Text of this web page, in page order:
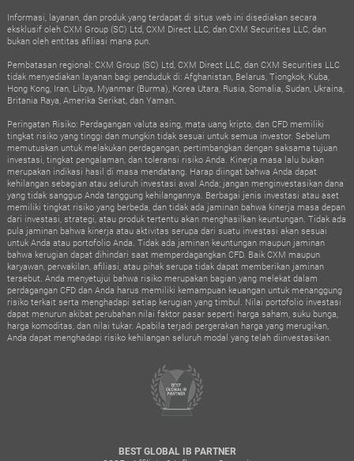
Informasi, layanan, dan produk yang terdapat di situs web ini disediakan secara
eksklusif oleh CXM Group (SC) Ltd, CXM Direct LLC, dan CXM Securities LLC, dan
bukan oleh entitas afiliasi mana pun.
Pembatasan regional: CXM Group (SC) Ltd, CXM Direct LLC, dan CXM Securities LLC
tidak menyediakan layanan bagi penduduk di: Afghanistan, Belarus, Tiongkok, Kuba,
Hong Kong, Iran, Libya, Myanmar (Burma), Korea Utara, Rusia, Somalia, Sudan, Ukraina,
Britania Raya, Amerika Serikat, dan Yaman.
Peringatan Risiko: Perdagangan valuta asing, mata uang kripto, dan CFD memiliki
tingkat risiko yang tinggi dan mungkin tidak sesuai untuk semua investor. Sebelum
memutuskan untuk melakukan perdagangan, pertimbangkan dengan saksama tujuan
investasi, tingkat pengalaman, dan toleransi risiko Anda. Kinerja masa lalu bukan
merupakan indikasi hasil di masa mendatang. Harap diingat bahwa Anda dapat
kehilangan sebagian atau seluruh investasi awal Anda; jangan menginvestasikan dana
yang tidak sanggup Anda tanggung kehilangannya. Berbagai jenis investasi atau aset
memiliki tingkat risiko yang berbeda, dan tidak ada jaminan bahwa kinerja masa depan
dari investasi, strategi, atau produk tertentu akan menghasilkan keuntungan. Tidak ada
pula jaminan bahwa kinerja atau aktivitas serupa dari suatu investasi akan sesuai
untuk Anda atau portofolio Anda. Tidak ada jaminan keuntungan maupun jaminan
bahwa kerugian dapat dihindari saat memperdagangkan CFD. Baik CXM maupun
karyawan, perwakilan, afiliasi, atau pihak serupa tidak dapat memberikan jaminan
tersebut. Anda menyetujui bahwa risiko merupakan bagian yang melekat dalam
perdagangan CFD dan Anda harus memiliki kemampuan keuangan untuk menanggung
risiko terkait serta menghadapi setiap kerugian yang timbul. Nilai portofolio investasi
dapat menurun akibat perubahan nilai faktor pasar seperti harga saham, suku bunga,
harga komoditas, dan nilai tukar. Apabila terjadi pergerakan harga yang merugikan,
Anda dapat menghadapi risiko kehilangan seluruh modal yang telah diinvestasikan.
BEST GLOBAL IB PARTNER